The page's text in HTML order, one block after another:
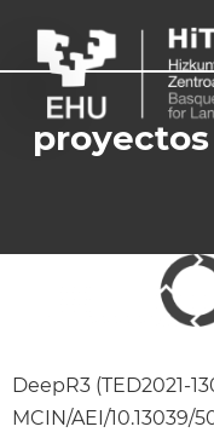
DeepR3 (TED2021-
MCIN/AEI/10.13039/